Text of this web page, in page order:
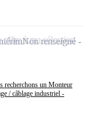
un Monteur
/ câblage industriel -
Non renseigné
offre à ma sélection